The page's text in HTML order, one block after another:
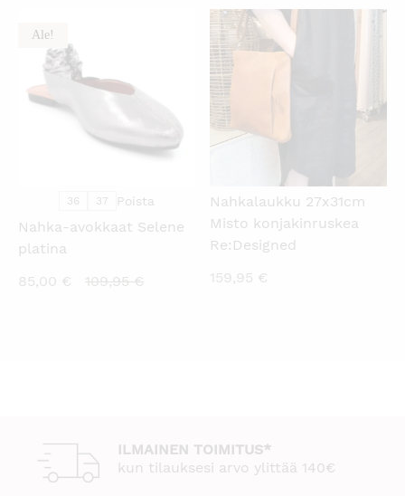
Ale!
36 37 Poista
Nahka-avokkaat Selene
platina
85,00 €
Nykyinen
109,95€Alkuperäinen
Nahkalaukku 27x31cm
Misto konjakinruskea
Re:Designed
159,95 €
ILMAINEN TOIMITUS*
kun tilauksesi arvo ylittää 140€